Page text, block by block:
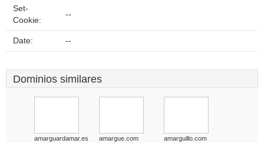
Set-
Cookie:
--
Date: --
Dominios similares
amarguardamar.es amargue.com amarguillo.com